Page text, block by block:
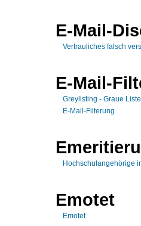
E-Mail-
Vertrauliches falsch
E-Mail-
Greylisting - Graue
E-Mail-Filterung
Hochschulangehörige
Emotet
Emotet